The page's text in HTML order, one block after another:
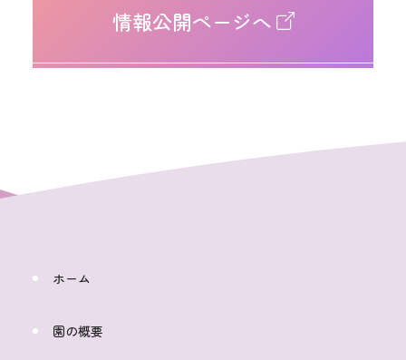
情報公開ページへ
園の概要
ホーム